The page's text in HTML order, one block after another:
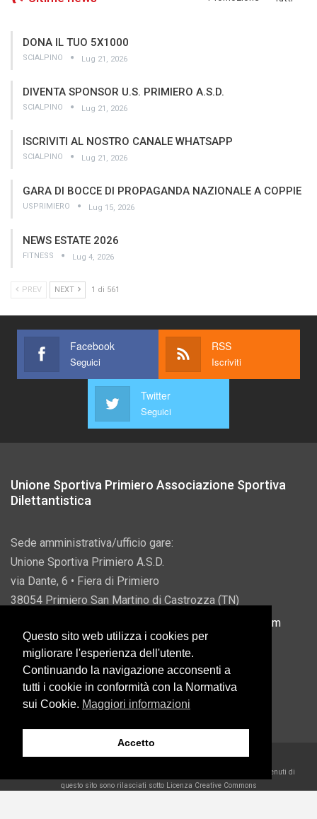
DONA IL TUO 5X1000
SCIALPINO Lug 21, 2026
DIVENTA SPONSOR U.S. PRIMIERO A.S.D.
SCIALPINO Lug 21, 2026
ISCRIVITI AL NOSTRO CANALE WHATSAPP
SCIALPINO Lug 21, 2026
GARA DI BOCCE DI PROPAGANDA NAZIONALE A COPPIE
USPRIMIERO Lug 15, 2026
NEWS ESTATE 2026
FITNESS Lug 4, 2026
PREV NEXT 1 di 561
Facebook
Seguici
RSS
Iscriviti
Twitter
Seguici
Unione Sportiva Primiero Associazione Sportiva
Dilettantistica
Sede amministrativa/ufficio gare:
Unione Sportiva Primiero A.S.D.
via Dante, 6 • Fiera di Primiero
38054 Primiero San Martino di Castrozza (TN)
info@usprimiero.com
Vantaggi da Pubblica Amministrazione
Eccetto dove diversamente specificato, i contenuti di
questo sito sono rilasciati sotto Licenza Creative Commons
Questo sito web utilizza i cookies per
migliorare l'esperienza dell'utente.
Continuando la navigazione acconsenti a
tutti i cookie in conformità con la Normativa
sui Cookie. Maggiori informazioni
Accetto